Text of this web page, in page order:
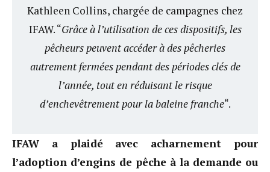
Kathleen Collins, chargée de campagnes chez
IFAW. “Grâce à l’utilisation de ces dispositifs, les
pêcheurs peuvent accéder à des pêcheries
autrement fermées pendant des périodes clés de
l’année, tout en réduisant le risque
d’enchevêtrement pour la baleine franche“.
IFAW a plaidé avec acharnement pour
l’adoption d’engins de pêche à la demande ou